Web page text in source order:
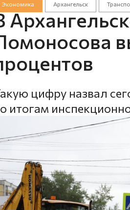
Экономика Архангельск
цифру назвал
итогам